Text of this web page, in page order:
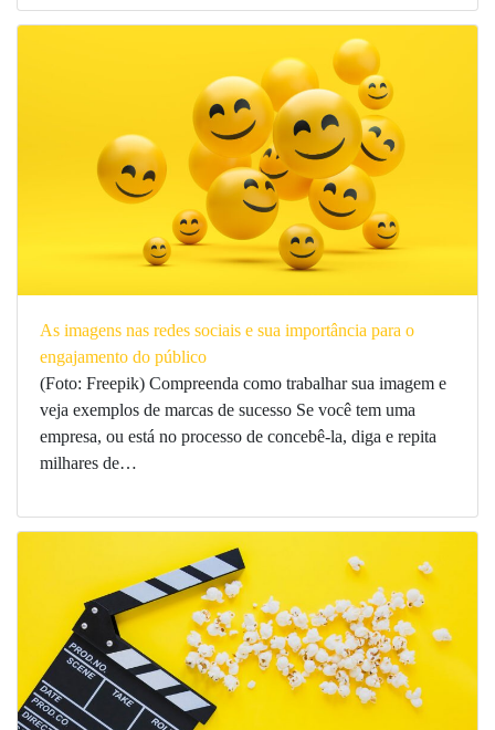
As imagens nas redes sociais e sua importância para o
engajamento do público
(Foto: Freepik) Compreenda como trabalhar sua imagem e
veja exemplos de marcas de sucesso Se você tem uma
empresa, ou está no processo de concebê-la, diga e repita
milhares de…